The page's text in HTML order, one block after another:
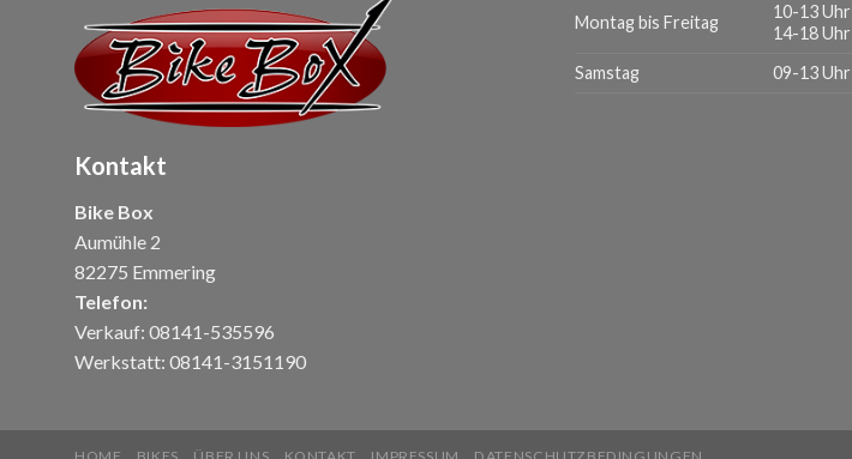
Kontakt
Bike Box
Aumühle 2
82275 Emmering
Telefon:
Verkauf: 08141-535596
Werkstatt: 08141-3151190
Montag bis Freitag
10-13 Uhr
14-18 Uhr
Samstag
09-13 Uhr